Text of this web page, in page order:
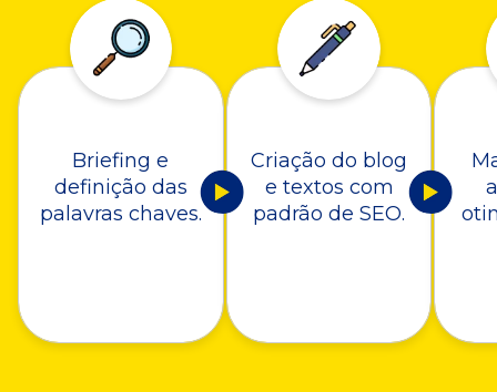
Briefing e
definição das
palavras chaves.
Criação do blog
e textos com
padrão de SEO.